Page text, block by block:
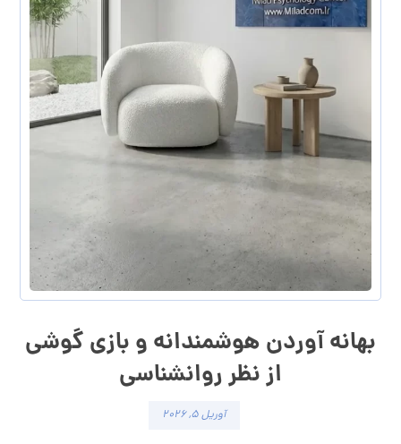
بهانه آوردن هوشمندانه و بازی گوشی
از نظر روانشناسی
آوریل ۵, ۲۰۲۶